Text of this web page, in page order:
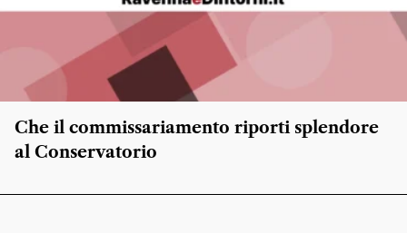
Che il commissariamento riporti splendore
al Conservatorio